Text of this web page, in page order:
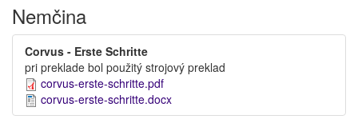
Nemčina
Corvus - Erste Schritte
pri preklade bol použitý strojový preklad
corvus-erste-schritte.pdf
corvus-erste-schritte.docx